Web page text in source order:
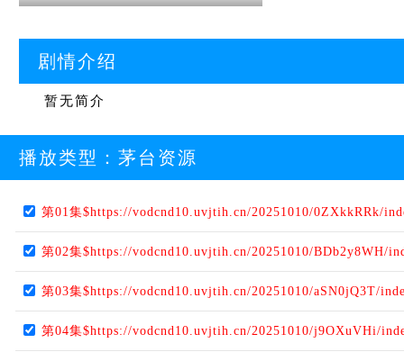
剧情介绍
暂无简介
播放类型： 茅台资源
第01集$https://vodcnd10.uvjtih.cn/20251010/0ZXkkRRk/
第02集$https://vodcnd10.uvjtih.cn/20251010/BDb2y8WH/
第03集$https://vodcnd10.uvjtih.cn/20251010/aSN0jQ3T/
第04集$https://vodcnd10.uvjtih.cn/20251010/j9OXuVHi/